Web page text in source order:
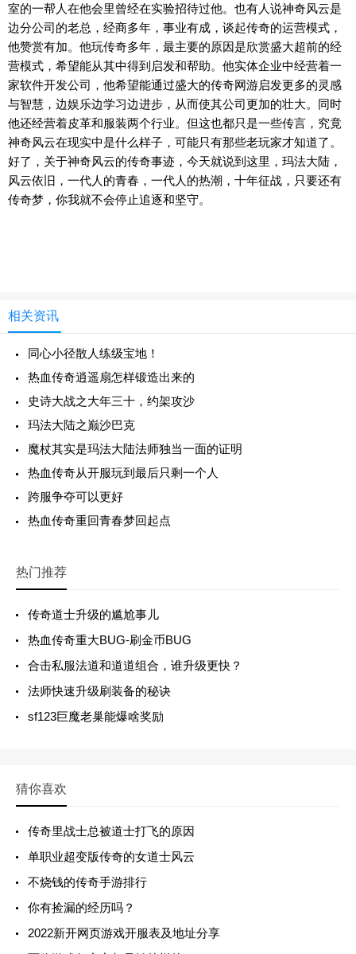
室的一帮人在他会里曾经在实验招待过他。也有人说神奇风云是
边分公司的老总，经商多年，事业有成，谈起传奇的运营模式，
他赞赏有加。他玩传奇多年，最主要的原因是欣赏盛大超前的经
营模式，希望能从其中得到启发和帮助。他实体企业中经营着一
家软件开发公司，他希望能通过盛大的传奇网游启发更多的灵感
与智慧，边娱乐边学习边进步，从而使其公司更加的壮大。同时
他还经营着皮革和服装两个行业。但这也都只是一些传言，究竟
神奇风云在现实中是什么样子，可能只有那些老玩家才知道了。
好了，关于神奇风云的传奇事迹，今天就说到这里，玛法大陆，
风云依旧，一代人的青春，一代人的热潮，十年征战，只要还有
传奇梦，你我就不会停止追逐和坚守。
相关资讯
同心小径散人练级宝地！
热血传奇逍遥扇怎样锻造出来的
史诗大战之大年三十，约架攻沙
玛法大陆之巅沙巴克
魔杖其实是玛法大陆法师独当一面的证明
热血传奇从开服玩到最后只剩一个人
跨服争夺可以更好
热血传奇重回青春梦回起点
热门推荐
传奇道士升级的尴尬事儿
热血传奇重大BUG-刷金币BUG
合击私服法道和道道组合，谁升级更快？
法师快速升级刷装备的秘诀
sf123巨魔老巢能爆啥奖励
猜你喜欢
传奇里战士总被道士打飞的原因
单职业超变版传奇的女道士风云
不烧钱的传奇手游排行
你有捡漏的经历吗？
2022新开网页游戏开服表及地址分享